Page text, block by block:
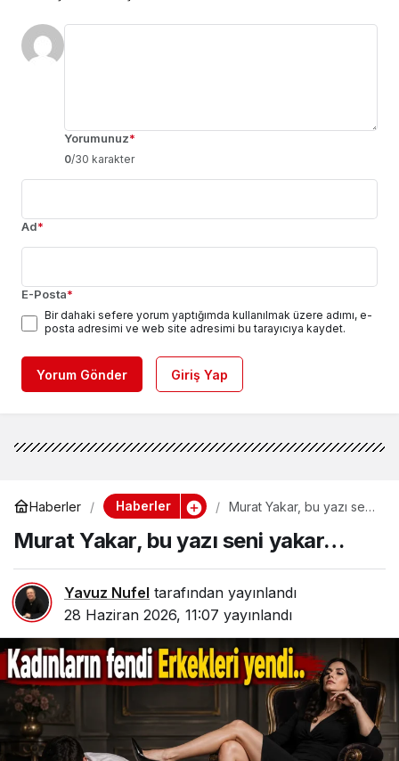
Yorumunuz*
0/30 karakter
Ad*
E-Posta*
Bir dahaki sefere yorum yaptığımda kullanılmak üzere adımı, e-
posta adresimi ve web site adresimi bu tarayıcıya kaydet.
Yorum Gönder Giriş Yap
Haberler Haberler
Murat Yakar, bu yazı seni
Murat Yakar, bu yazı seni yakar…
Yavuz Nufel tarafından yayınlandı
28 Haziran 2026, 11:07 yayınlandı